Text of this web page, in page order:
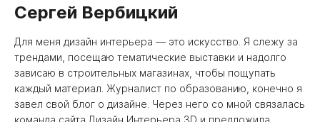
Сергей Вербицкий
Для меня дизайн интерьера — это искусство. Я слежу за
трендами, посещаю тематические выставки и надолго
зависаю в строительных магазинах, чтобы пощупать
каждый материал. Журналист по образованию, конечно я
завел свой блог о дизайне. Через него со мной связалась
команда сайта Дизайн Интерьера 3D и предложила